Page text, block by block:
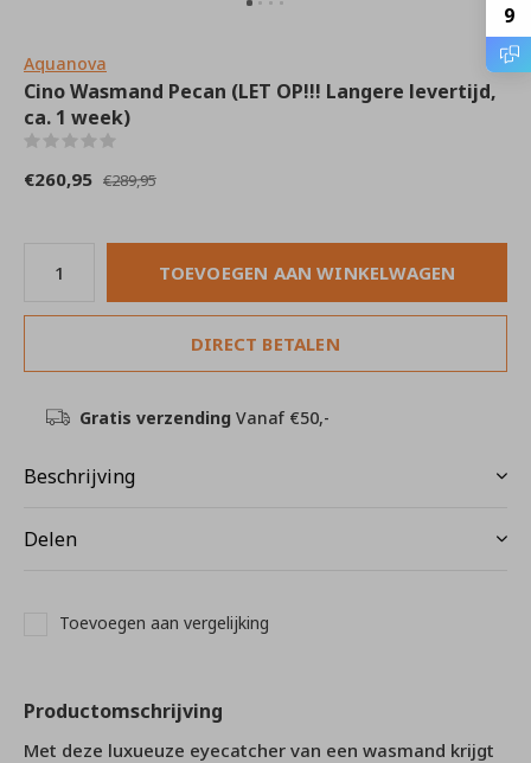
Aquanova
Cino Wasmand Pecan (LET OP!!! Langere levertijd,
ca. 1 week)
€260,95 €289,95
TOEVOEGEN AAN WINKELWAGEN
DIRECT BETALEN
Gratis verzending Vanaf €50,-
Beschrijving
Delen
Toevoegen aan vergelijking
Productomschrijving
Met deze luxueuze eyecatcher van een wasmand krijgt
9